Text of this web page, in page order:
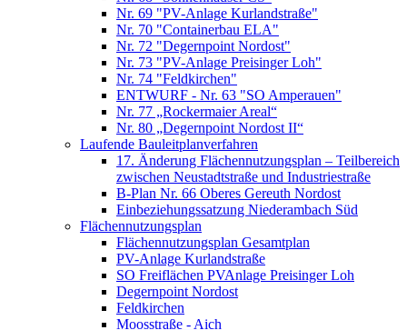
Nr. 69 "PV-Anlage Kurlandstraße"
Nr. 70 "Containerbau ELA"
Nr. 72 "Degernpoint Nordost"
Nr. 73 "PV-Anlage Preisinger Loh"
Nr. 74 "Feldkirchen"
ENTWURF - Nr. 63 "SO Amperauen"
Nr. 77 „Rockermaier Areal“
Nr. 80 „Degernpoint Nordost II“
Laufende Bauleitplanverfahren
17. Änderung Flächennutzungsplan – Teilbereich
zwischen Neustadtstraße und Industriestraße
B-Plan Nr. 66 Oberes Gereuth Nordost
Einbeziehungssatzung Niederambach Süd
Flächennutzungsplan
Flächennutzungsplan Gesamtplan
PV-Anlage Kurlandstraße
SO Freiflächen PV­Anlage Preisinger Loh
Degernpoint Nordost
Feldkirchen
Moosstraße - Aich